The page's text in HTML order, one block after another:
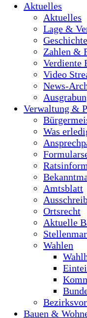
Aktuelles
Aktuelles
Lage &
Geschichte
Zahlen &
Verdiente
Video
News-
Verwaltung &
Was
Amtsblatt
Ortsrecht
Aktuelle
Wahlen
Bauen &